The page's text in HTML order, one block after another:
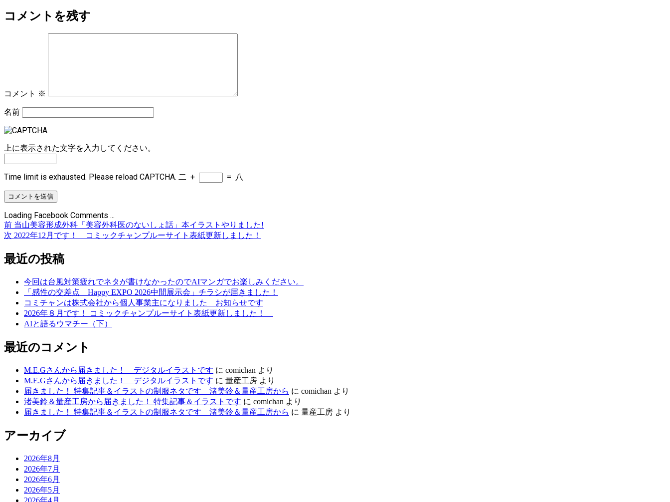
コメントを残す
コメント ※
名前
上に表示された文字を入力してください。
Time limit is exhausted. Please reload CAPTCHA. 二 + = 八
Loading Facebook Comments ...
投
稿
ナ
ョ
ン
前 前
の
稿:
当山美容形成外科「美容外科医のないしょ話」本イラストやりました!
次 次
投
稿:
2022年12月です！ コミックチャンプルーサイト表紙更新しました！
最近の投稿
今回は台風対策疲れでネタが書けなかったのでAIマンガでお楽しみください。
「感性の交差点 Happy EXPO 2026中間展示会」チラシが届きました！
コミチャンは株式会社から個人事業主になりました お知らせです
2026年８月です！ コミックチャンプルーサイト表紙更新しました！
AIと語るウマチー（下）
最近のコメント
M.E.Gさんから届きました！ デジタルイラストです に comichan より
M.E.Gさんから届きました！ デジタルイラストです に 量産工房 より
届きました！ 特集記事＆イラストの制服ネタです 渚美鈴＆量産工房から に comichan より
渚美鈴＆量産工房から届きました！ 特集記事＆イラストです に comichan より
届きました！ 特集記事＆イラストの制服ネタです 渚美鈴＆量産工房から に 量産工房 より
アーカイブ
2026年8月
2026年7月
2026年6月
2026年5月
2026年4月